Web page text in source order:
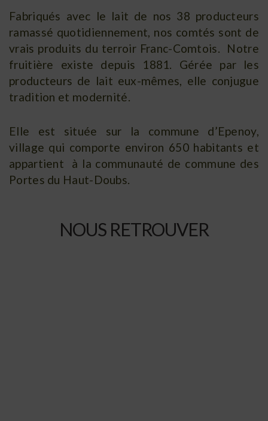
Fabriqués avec le lait de nos 38 producteurs
ramassé quotidiennement, nos comtés sont de
vrais produits du terroir Franc-Comtois. Notre
fruitière existe depuis 1881. Gérée par les
producteurs de lait eux-mêmes, elle conjugue
tradition et modernité.
Elle est située sur la commune d’Epenoy,
village qui comporte environ 650 habitants et
appartient à la communauté de commune des
Portes du Haut-Doubs.
NOUS RETROUVER